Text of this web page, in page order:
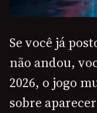
Se você já
não andou,
2026, o jogo
sobre